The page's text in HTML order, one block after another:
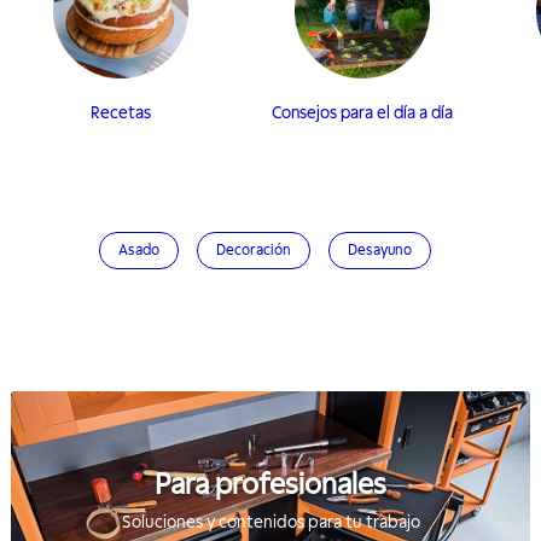
Recetas Consejos para el día a día
Asado Decoración Desayuno
Para profesionales
Soluciones y contenidos para tu trabajo